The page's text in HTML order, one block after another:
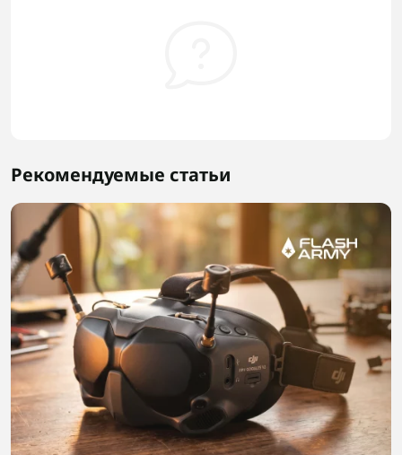
Рекомендуемые статьи